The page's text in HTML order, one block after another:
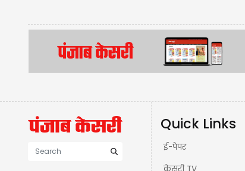
Quick Links